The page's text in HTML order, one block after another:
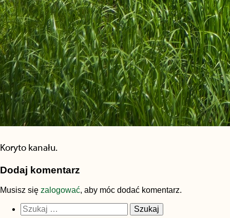
Koryto kanału.
Dodaj komentarz
Musisz się zalogować, aby móc dodać komentarz.
Szukaj: